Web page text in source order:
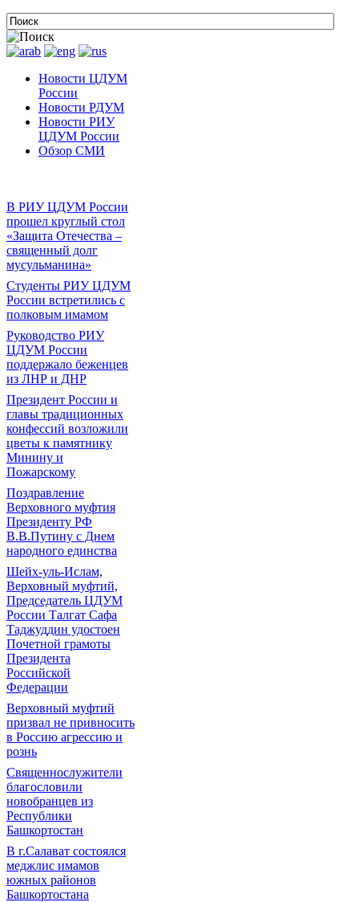
Новости ЦДУМ
России
Новости РДУМ
Новости РИУ
ЦДУМ России
Обзор СМИ
В РИУ ЦДУМ России
прошел круглый стол
«Защита Отечества –
священный долг
мусульманина»
Студенты РИУ ЦДУМ
России встретились с
полковым имамом
Руководство РИУ
ЦДУМ России
поддержало беженцев
из ЛНР и ДНР
Президент России и
главы традиционных
конфессий возложили
цветы к памятнику
Минину и
Пожарскому
Поздравление
Верховного муфтия
Президенту РФ
В.В.Путину с Днем
народного единства
Шейх-уль-Ислам,
Верховный муфтий,
Председатель ЦДУМ
России Талгат Сафа
Таджуддин удостоен
Почетной грамоты
Президента
Российской
Федерации
Верховный муфтий
призвал не привносить
в Россию агрессию и
рознь
Священнослужители
благословили
новобранцев из
Республики
Башкортостан
В г.Салават состоялся
меджлис имамов
южных районов
Башкортостана